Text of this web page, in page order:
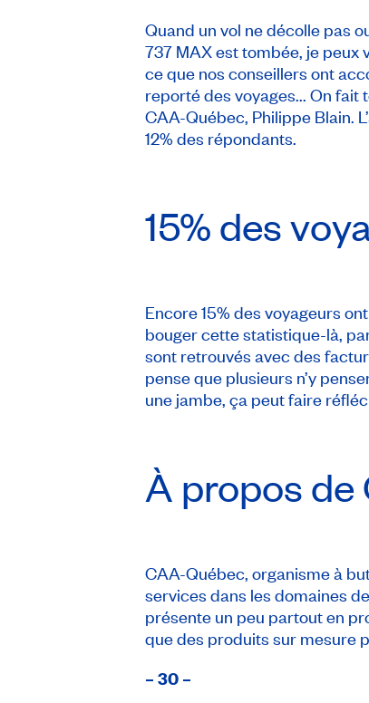
Quand un vol ne décolle pas
737 MAX est tombée, je peux
ce que nos conseillers ont
reporté des voyages... On fait
CAA-Québec, Philippe Blain.
12% des répondants.
15% des
Encore 15% des voyageurs
bouger cette statistique-là,
sont retrouvés avec des
pense que plusieurs n’y
une jambe, ça peut faire
À propos de
CAA-Québec, organisme à
services dans les domaines
présente un peu partout en
que des produits sur mesure
– 30 –